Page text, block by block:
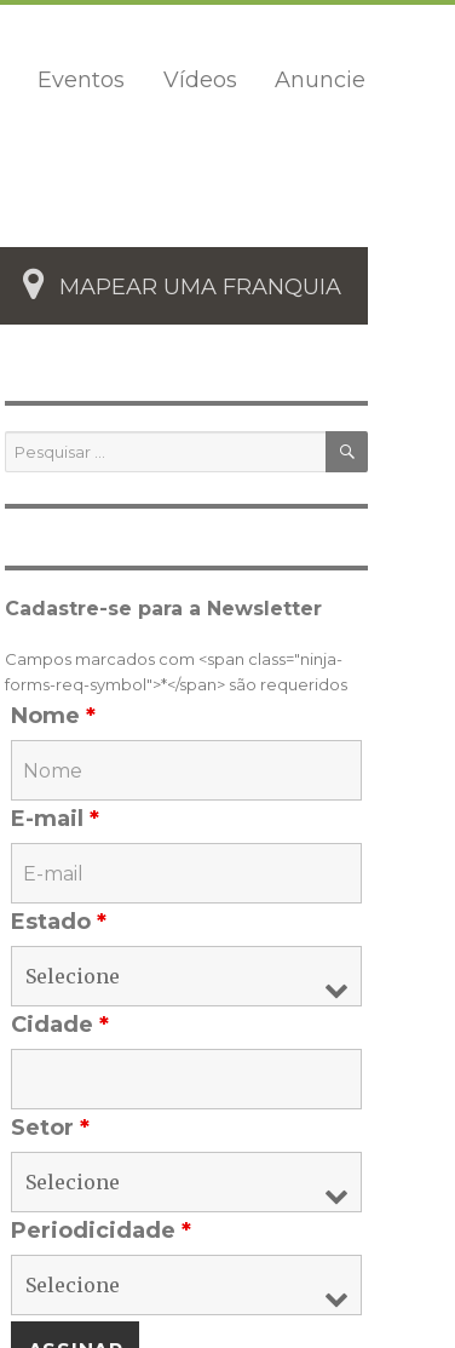
Eventos Vídeos Anuncie
MAPEAR UMA FRANQUIA
Pesquisar
por:
Cadastre-se para a Newsletter
Campos marcados com <span class="ninja-
forms-req-symbol">*</span> são requeridos
Nome *
E-mail *
Estado *
Cidade *
Setor *
Periodicidade *